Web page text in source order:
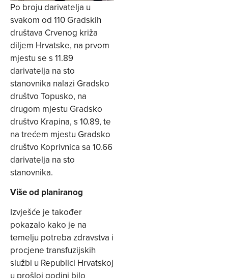
Po broju darivatelja u
svakom od 110 Gradskih
društava Crvenog križa
diljem Hrvatske, na prvom
mjestu se s 11.89
darivatelja na sto
stanovnika nalazi Gradsko
društvo Topusko, na
drugom mjestu Gradsko
društvo Krapina, s 10.89, te
na trećem mjestu Gradsko
društvo Koprivnica sa 10.66
darivatelja na sto
stanovnika.
Više od planiranog
Izvješće je također
pokazalo kako je na
temelju potreba zdravstva i
procjene transfuzijskih
službi u Republici Hrvatskoj